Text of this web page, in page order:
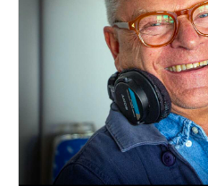
Framtid, trender
Försäljning,
Förändring, organisation,
organisationsutveckling
Hälsa, friskvård